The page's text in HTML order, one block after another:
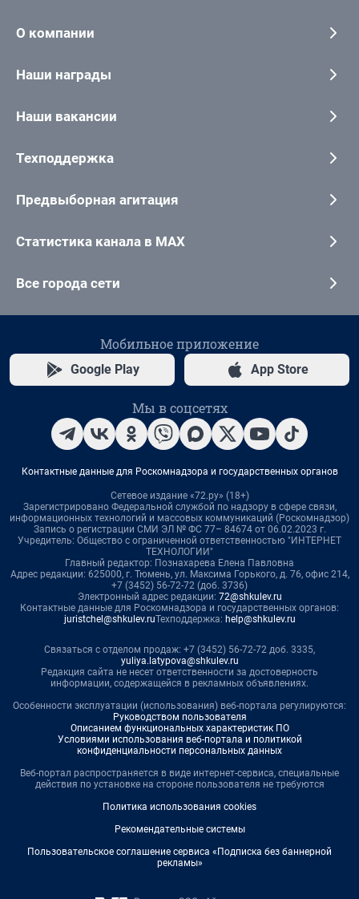
О компании
Наши награды
Наши вакансии
Техподдержка
Предвыборная агитация
Статистика канала в MAX
Все города сети
Мобильное приложение
Google Play App Store
Мы в соцсетях
Контактные данные для Роскомнадзора и государственных органов
Сетевое издание «72.ру» (18+)
Зарегистрировано Федеральной службой по надзору в сфере связи,
информационных технологий и массовых коммуникаций (Роскомнадзор)
Запись о регистрации СМИ ЭЛ № ФС 77– 84674 от 06.02.2023 г.
Учредитель: Общество с ограниченной ответственностью "ИНТЕРНЕТ
ТЕХНОЛОГИИ"
Главный редактор: Познахарева Елена Павловна
Адрес редакции: 625000, г. Тюмень, ул. Максима Горького, д. 76, офис 214,
+7 (3452) 56-72-72 (доб. 3736)
Электронный адрес редакции: 72@shkulev.ru
Контактные данные для Роскомнадзора и государственных органов:
juristchel@shkulev.ruТехподдержка: help@shkulev.ru
Связаться с отделом продаж: +7 (3452) 56-72-72 доб. 3335,
yuliya.latypova@shkulev.ru
Редакция сайта не несет ответственности за достоверность
информации, содержащейся в рекламных объявлениях.
Особенности эксплуатации (использования) веб-портала регулируются:
Руководством пользователя
Описанием функциональных характеристик ПО
Условиями использования веб-портала и политикой
конфиденциальности персональных данных
Веб-портал распространяется в виде интернет-сервиса, специальные
действия по установке на стороне пользователя не требуются
Политика использования cookies
Рекомендательные системы
Пользовательское соглашение сервиса «Подписка без баннерной
рекламы»